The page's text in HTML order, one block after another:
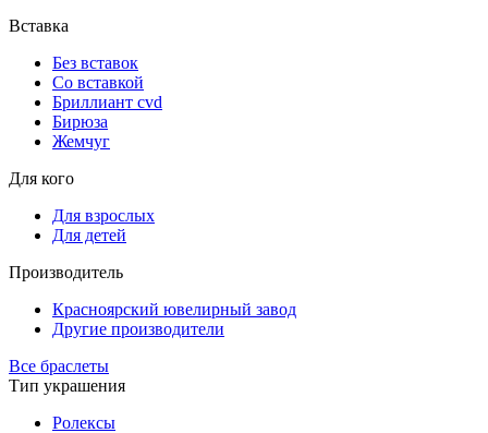
Вставка
Без вставок
Со вставкой
Бриллиант cvd
Бирюза
Жемчуг
Для кого
Для взрослых
Для детей
Производитель
Красноярский ювелирный завод
Другие производители
Все браслеты
Тип украшения
Ролексы